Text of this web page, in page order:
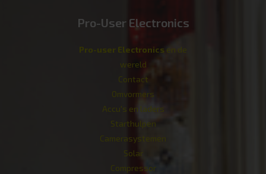
Pro-User Electronics
Pro-user Electronics en de
wereld
Contact
Omvormers
Accu's en laders
Starthulpen
Camerasystemen
Solar
Compressor